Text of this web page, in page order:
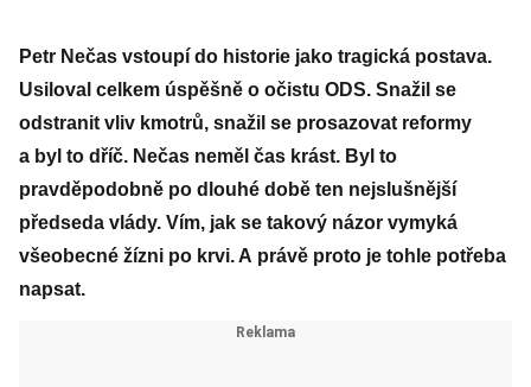
Petr Nečas vstoupí do historie jako tragická postava.
Usiloval celkem úspěšně o očistu ODS. Snažil se
odstranit vliv kmotrů, snažil se prosazovat reformy
a byl to dříč. Nečas neměl čas krást. Byl to
pravděpodobně po dlouhé době ten nejslušnější
předseda vlády. Vím, jak se takový názor vymyká
všeobecné žízni po krvi. A právě proto je tohle potřeba
napsat.